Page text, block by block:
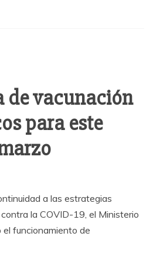
de vacunación
para este
a las estrategias
la COVID-19, el Ministerio
el funcionamiento de